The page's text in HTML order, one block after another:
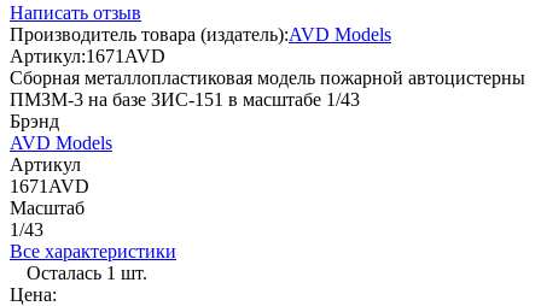
Написать отзыв
Производитель товара (издатель):AVD Models
Артикул:1671AVD
Сборная металлопластиковая модель пожарной автоцистерны
ПМЗМ-3 на базе ЗИС-151 в масштабе 1/43
Брэнд
AVD Models
Артикул
1671AVD
Масштаб
1/43
Все характеристики
Осталась 1 шт.
Цена: